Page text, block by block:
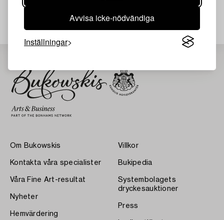
Avvisa icke-nödvändiga
Inställningar
Om Bukowskis
Kontakta våra specialister
Våra Fine Art-resultat
Nyheter
Hemvärdering
Villkor
Bukipedia
Systembolagets
dryckesauktioner
Press